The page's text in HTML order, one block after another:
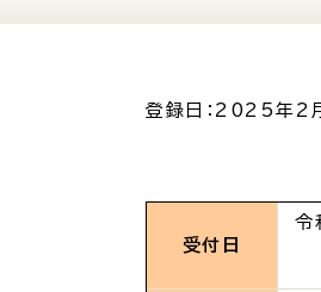
場面
登録日：2025年2
受付日
令